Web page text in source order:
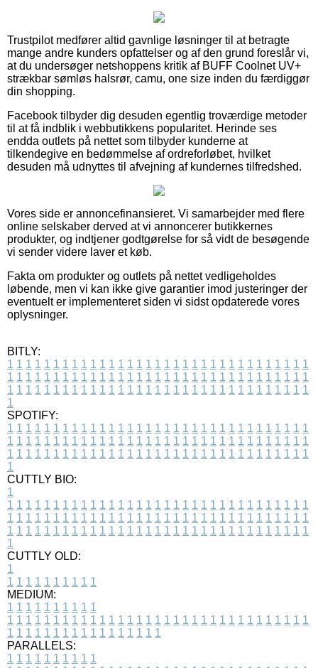
Trustpilot medfører altid gavnlige løsninger til at betragte
mange andre kunders opfattelser og af den grund foreslår vi,
at du undersøger netshoppens kritik af BUFF Coolnet UV+
strækbar sømløs halsrør, camu, one size inden du færdiggør
din shopping.
Facebook tilbyder dig desuden egentlig troværdige metoder
til at få indblik i webbutikkens popularitet. Herinde ses
endda outlets på nettet som tilbyder kunderne at
tilkendegive en bedømmelse af ordreforløbet, hvilket
desuden må udnyttes til afvejning af kundernes tilfredshed.
Vores side er annoncefinansieret. Vi samarbejder med flere
online selskaber derved at vi annoncerer butikkernes
produkter, og indtjener godtgørelse for så vidt de besøgende
vi sender videre laver et køb.
Fakta om produkter og outlets på nettet vedligeholdes
løbende, men vi kan ikke give garantier imod justeringer der
eventuelt er implementeret siden vi sidst opdaterede vores
oplysninger.
BITLY:
1 1 1 1 1 1 1 1 1 1 1 1 1 1 1 1 1 1 1 1 1 1 1 1 1 1 1 1 1 1 1 1 1
1 1 1 1 1 1 1 1 1 1 1 1 1 1 1 1 1 1 1 1 1 1 1 1 1 1 1 1 1 1 1 1 1
1 1 1 1 1 1 1 1 1 1 1 1 1 1 1 1 1 1 1 1 1 1 1 1 1 1 1 1 1 1 1 1 1
1
SPOTIFY:
1 1 1 1 1 1 1 1 1 1 1 1 1 1 1 1 1 1 1 1 1 1 1 1 1 1 1 1 1 1 1 1 1
1 1 1 1 1 1 1 1 1 1 1 1 1 1 1 1 1 1 1 1 1 1 1 1 1 1 1 1 1 1 1 1 1
1 1 1 1 1 1 1 1 1 1 1 1 1 1 1 1 1 1 1 1 1 1 1 1 1 1 1 1 1 1 1 1 1
1
CUTTLY BIO:
1
1 1 1 1 1 1 1 1 1 1 1 1 1 1 1 1 1 1 1 1 1 1 1 1 1 1 1 1 1 1 1 1 1
1 1 1 1 1 1 1 1 1 1 1 1 1 1 1 1 1 1 1 1 1 1 1 1 1 1 1 1 1 1 1 1 1
1 1 1 1 1 1 1 1 1 1 1 1 1 1 1 1 1 1 1 1 1 1 1 1 1 1 1 1 1 1 1 1 1
1
CUTTLY OLD:
1
1 1 1 1 1 1 1 1 1 1
MEDIUM:
1 1 1 1 1 1 1 1 1 1
1 1 1 1 1 1 1 1 1 1 1 1 1 1 1 1 1 1 1 1 1 1 1 1 1 1 1 1 1 1 1 1 1
1 1 1 1 1 1 1 1 1 1 1 1 1 1 1 1 1
PARALLELS:
1 1 1 1 1 1 1 1 1 1